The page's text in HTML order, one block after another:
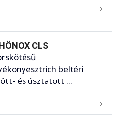
CLS
beltéri
és úsztatott ...